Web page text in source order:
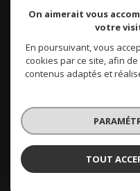
© 2026 | Tous droits
Nos honoraires
On aimerait vous
votre
En poursuivant, vous
cookies par ce site, afin
contenus adaptés et
TOUT